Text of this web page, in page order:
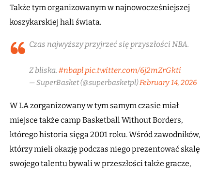
Także tym organizowanym w najnowocześniejszej
koszykarskiej hali świata.
Czas najwyższy przyjrzeć się przyszłości NBA.
Z bliska. #nbapl pic.twitter.com/6j2mZrGkti
— SuperBasket (@superbasketpl)February 14, 2026
W LA zorganizowany w tym samym czasie miał
miejsce także camp Basketball Without Borders,
którego historia sięga 2001 roku. Wśród zawodników,
którzy mieli okazję podczas niego prezentować skalę
swojego talentu bywali w przeszłości także gracze,